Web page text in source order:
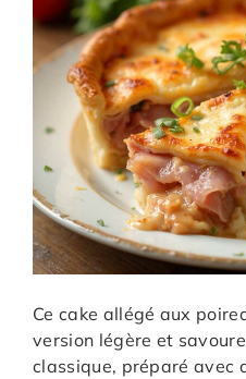
Ce cake allégé aux
version légère et
classique, préparé avec